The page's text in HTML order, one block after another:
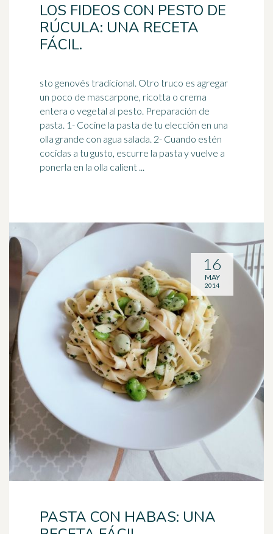
LOS FIDEOS CON PESTO DE
RÚCULA: UNA RECETA
FÁCIL.
sto genovés tradicional. Otro truco es agregar
un poco de mascarpone, ricotta o crema
entera o vegetal al pesto. Preparación de
pasta. 1- Cocine la pasta de tu elección en una
olla grande con agua salada. 2- Cuando estén
cocidas a tu gusto, escurre la pasta y vuelve a
ponerla en la olla calient ...
PASTA CON HABAS: UNA
16
MAY
2014